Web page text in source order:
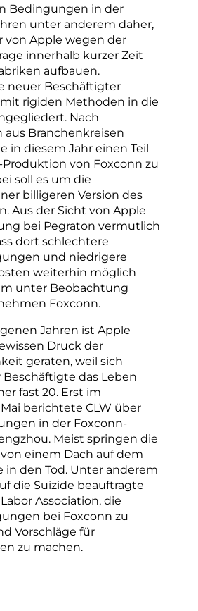
Bedingungen in der
unter anderem daher,
von Apple wegen der
innerhalb kurzer Zeit
aufbauen.
neuer Beschäftigter
rigiden Methoden in die
Nach
Branchenkreisen
in diesem Jahr einen Teil
von Foxconn zu
soll es um die
billigeren Version des
Aus der Sicht von Apple
bei Pegraton vermutlich
dort schlechtere
und niedrigere
weiterhin möglich
unter Beobachtung
Foxconn.
Jahren ist Apple
Druck der
geraten, weil sich
das Leben
fast 20. Erst im
berichtete CLW über
in der Foxconn-
Meist springen die
einem Dach auf dem
in den Tod. Unter anderem
die Suizide beauftragte
Association, die
bei Foxconn zu
Vorschläge für
zu machen.